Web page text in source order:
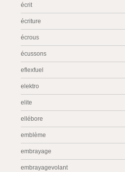
écrit
écriture
écrous
écussons
eflexfuel
elektro
elite
ellébore
emblème
embrayage
embrayagevolant